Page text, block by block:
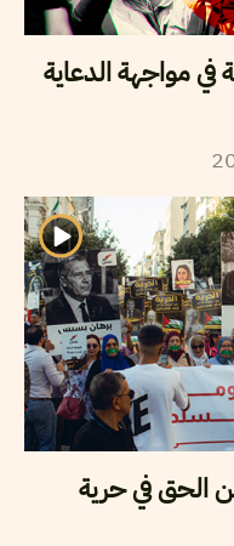
في مواجهة الدعاية
الحق في حرية